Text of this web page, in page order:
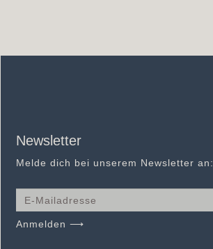
Newsletter
Melde dich bei unserem Newsletter an:
Anmelden ⟶